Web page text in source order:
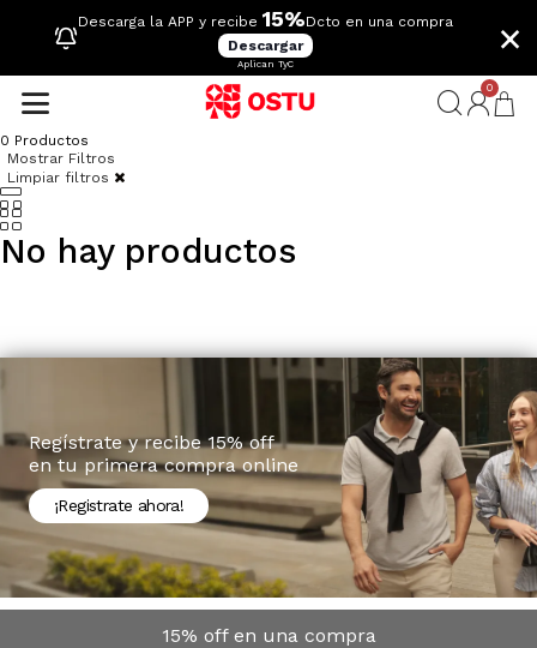
Descarga la APP y recibe 15%Dcto en una compra
Descargar
Aplican TyC
×
0
0 Productos
Mostrar Filtros
Limpiar filtros
No hay productos
Regístrate y recibe 15% off
en tu primera compra online
¡Registrate ahora!
15% off en una compra